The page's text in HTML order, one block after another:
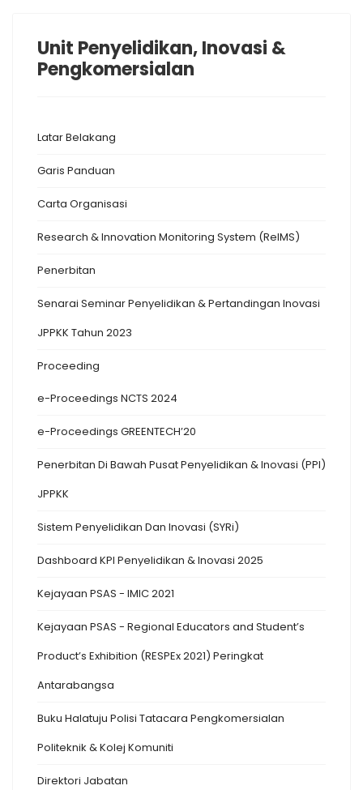
Unit Penyelidikan, Inovasi &
Pengkomersialan
Latar Belakang
Garis Panduan
Carta Organisasi
Research & Innovation Monitoring System (ReIMS)
Penerbitan
Senarai Seminar Penyelidikan & Pertandingan Inovasi
JPPKK Tahun 2023
Proceeding
e-Proceedings NCTS 2024
e-Proceedings GREENTECH’20
Penerbitan Di Bawah Pusat Penyelidikan & Inovasi (PPI)
JPPKK
Sistem Penyelidikan Dan Inovasi (SYRi)
Dashboard KPI Penyelidikan & Inovasi 2025
Kejayaan PSAS - IMIC 2021
Kejayaan PSAS - Regional Educators and Student’s
Product’s Exhibition (RESPEx 2021) Peringkat
Antarabangsa
Buku Halatuju Polisi Tatacara Pengkomersialan
Politeknik & Kolej Komuniti
Direktori Jabatan